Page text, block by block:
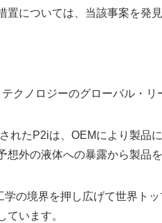
置については、当該事案を発
クノロジーのグローバル・リ
れたP2iは、OEMにより製品
想外の液体への暴露から製品
学の境界を押し広げて世界ト
ています。